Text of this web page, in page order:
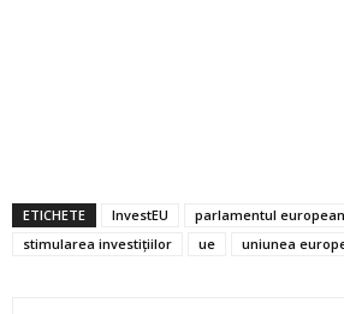
ETICHETE InvestEU
parlamentul european
stimularea investițiilor
ue uniunea